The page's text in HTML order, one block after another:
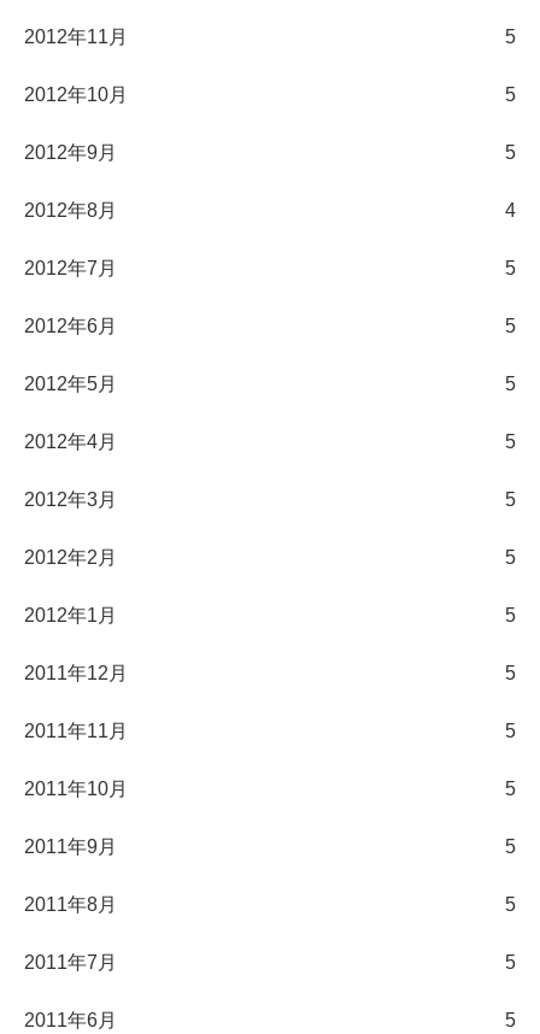
2012年11月 5
2012年10月 5
2012年9月 5
2012年8月 4
2012年7月 5
2012年6月 5
2012年5月 5
2012年4月 5
2012年3月 5
2012年2月 5
2012年1月 5
2011年12月 5
2011年11月 5
2011年10月 5
2011年9月 5
2011年8月 5
2011年7月 5
2011年6月 5